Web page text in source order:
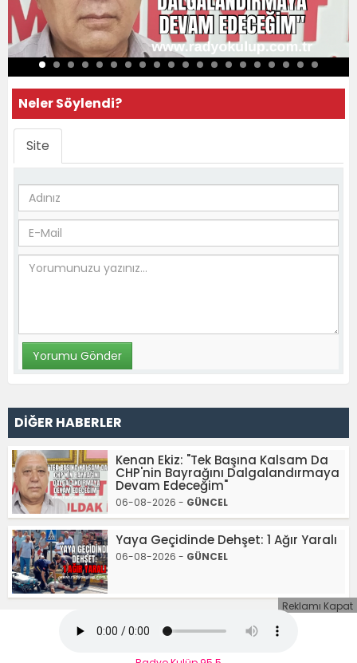
Neler Söylendi?
Site
DİĞER HABERLER
Kenan Ekiz: "Tek Başına Kalsam Da
CHP'nin Bayrağını Dalgalandırmaya
Devam Edeceğim"
06-08-2026 - GÜNCEL
Yaya Geçidinde Dehşet: 1 Ağır Yaralı
06-08-2026 - GÜNCEL
Reklamı Kapat